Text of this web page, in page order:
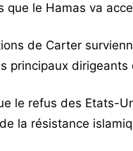
que le Hamas va
de Carter
principaux
le refus des Etats-
la résistance